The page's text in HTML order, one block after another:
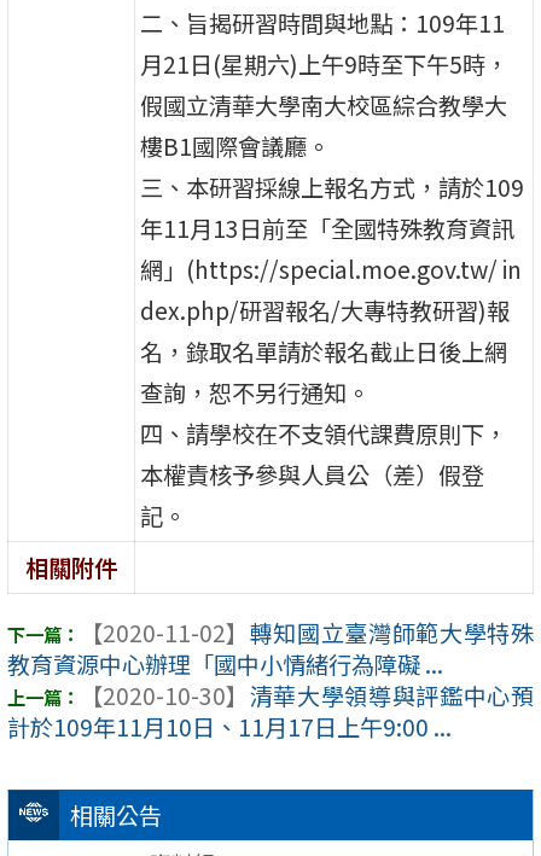
相關公告
二、旨揭研習時間與地點：109年11
月21日(星期六)上午9時至下午5時，
假國立清華大學南大校區綜合教學大
樓B1國際會議廳。
三、本研習採線上報名方式，請於109
年11月13日前至「全國特殊教育資訊
網」(https://special.moe.gov.tw/ in
dex.php/研習報名/大專特教研習)報
名，錄取名單請於報名截止日後上網
查詢，恕不另行通知。
四、請學校在不支領代課費原則下，
本權責核予參與人員公（差）假登
記。
相關附件
【2020-11-02】 轉知國立臺灣師範大學特殊
教育資源中心辦理「國中小情緒行為障礙 ...
【2020-10-30】 清華大學領導與評鑑中心預
計於109年11月10日、11月17日上午9:00 ...